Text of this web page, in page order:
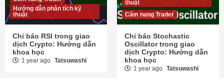
Hướng dẫn phân tích kỹ
thuật
Chỉ báo RSI trong giao
dịch Crypto: Hướng dẫn
khoa học
1 year ago Tatsuwashi
thuật
Cẩm nang Trader
Chỉ báo Stochastic
Oscillator trong giao
dịch Crypto: Hướng dẫn
khoa học
1 year ago Tatsuwashi